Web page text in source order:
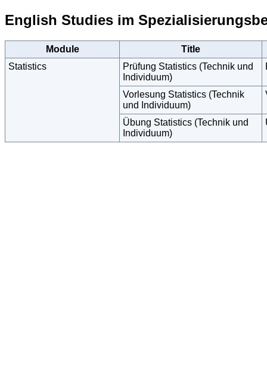
English Studies im
Module
Title
Statistics
Prüfung Statistics (Technik und
Individuum)
Vorlesung Statistics (Technik
und Individuum)
Übung Statistics (Technik und
Individuum)